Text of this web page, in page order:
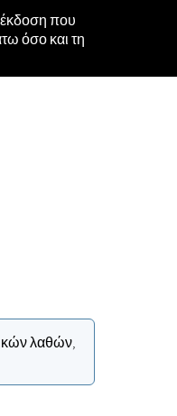
έκδοση που
όσο και τη
λαθών,